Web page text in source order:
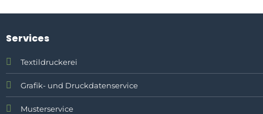
Services
Textildruckerei
Grafik- und Druckdatenservice
Musterservice